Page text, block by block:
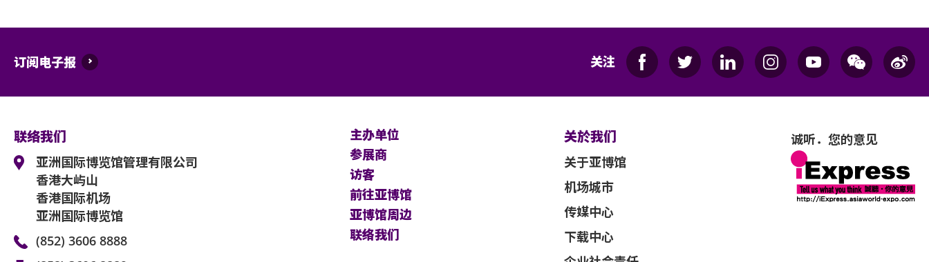
订阅电子报 关注
联络我们
亚洲国际博览馆管理有限公司
香港大屿山
香港国际机场
亚洲国际博览馆
(852) 3606 8888
主办单位
参展商
访客
前往亚博馆
亚博馆周边
联络我们
关於我们
关于亚博馆
机场城市
传媒中心
下载中心
诚听．您的意见